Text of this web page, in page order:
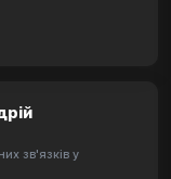
зв'язків у